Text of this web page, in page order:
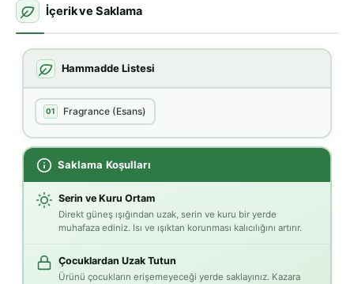
İçerik ve Saklama
Hammadde Listesi
01 Fragrance (Esans)
Saklama Koşulları
Serin ve Kuru Ortam
Direkt güneş ışığından uzak, serin ve kuru bir yerde
muhafaza ediniz. Isı ve ışıktan korunması kalıcılığını artırır.
Çocuklardan Uzak Tutun
Ürünü çocukların erişemeyeceği yerde saklayınız. Kazara